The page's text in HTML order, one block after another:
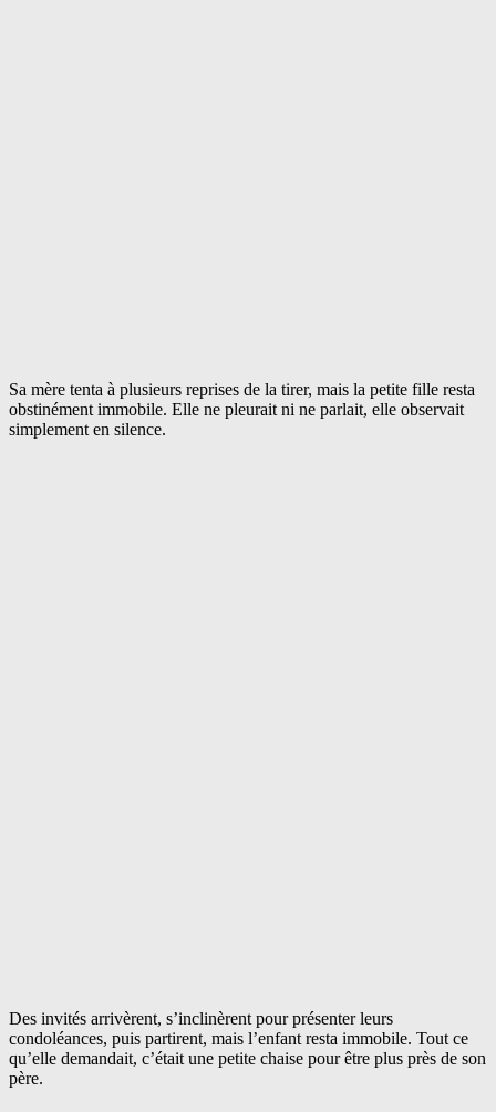
Sa mère tenta à plusieurs reprises de la tirer, mais la petite fille resta
obstinément immobile. Elle ne pleurait ni ne parlait, elle observait
simplement en silence.
Des invités arrivèrent, s’inclinèrent pour présenter leurs
condoléances, puis partirent, mais l’enfant resta immobile. Tout ce
qu’elle demandait, c’était une petite chaise pour être plus près de son
père.